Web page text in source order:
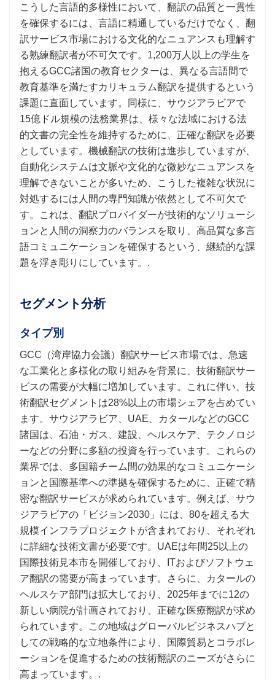
こうした言語的多様性において、翻訳の品質と一貫性
を確保するには、言語に精通しているだけでなく、翻
訳サービス市場における文化的なニュアンスも理解す
る熟練翻訳者が不可欠です。1,200万人以上の学生を
抱えるGCC諸国の教育セクターは、異なる言語間で
教育基準を満たすカリキュラム翻訳を提供するという
課題に直面しています。同様に、サウジアラビアで
15億ドル規模の法務業界は、様々な法域における法
的文書の完全性を維持するために、正確な翻訳を必要
としています。機械翻訳の技術は進歩していますが、
自動化システムは文脈や文化的な微妙なニュアンスを
理解できないことが多いため、こうした複雑な状況に
対処するには人間の専門知識が依然として不可欠で
す。これは、翻訳プロバイダーが技術的なソリューシ
ョンと人間の洞察力のバランスを取り、高品質な多言
語コミュニケーションを確保するという、継続的な課
題を浮き彫りにしています。.
セグメント分析
タイプ別
GCC（湾岸協力会議）翻訳サービス市場では、急速
な工業化と多様化の取り組みを背景に、技術翻訳サー
ビスの需要が大幅に増加しています。これに伴い、技
術翻訳セグメントは28%以上の市場シェアを占めてい
ます。サウジアラビア、UAE、カタールなどのGCC
諸国は、石油・ガス、建設、ヘルスケア、テクノロジ
ーなどの分野に多額の投資を行っています。これらの
業界では、多国籍チーム間の効果的なコミュニケーシ
ョンと国際基準への準拠を確保するために、正確で精
密な翻訳サービスが求められています。例えば、サウ
ジアラビアの「ビジョン2030」には、80を超える大
規模インフラプロジェクトが含まれており、それぞれ
に詳細な技術文書が必要です。UAEは年間25以上の
国際技術見本市を開催しており、ITおよびソフトウェ
ア翻訳の需要が高まっています。さらに、カタールの
ヘルスケア部門は拡大しており、2025年までに12の
新しい病院が計画されており、正確な医療翻訳が求め
られています。この地域はグローバルビジネスハブと
しての戦略的な立地条件により、国際貿易とコラボレ
ーションを促進するための技術翻訳のニーズがさらに
高まっています。.